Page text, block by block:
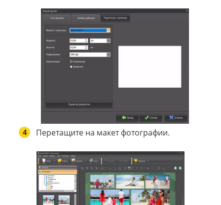
4 Перетащите на макет фотографии.